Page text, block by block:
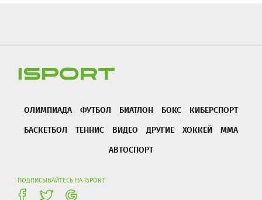
ОЛИМПИАДА ФУТБОЛ БИАТЛОН БОКС
КИБЕРСПОРТ
БАСКЕТБОЛ
ТЕННИС ВИДЕО ДРУГИЕ ХОККЕЙ
ММА
АВТОСПОРТ
ПОДПИСЫВАЙТЕСЬ НА ISPORT